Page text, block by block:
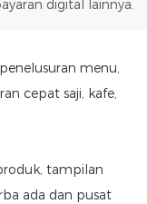
digital lainnya.
menu,
cepat saji, kafe,
tampilan
ada dan pusat